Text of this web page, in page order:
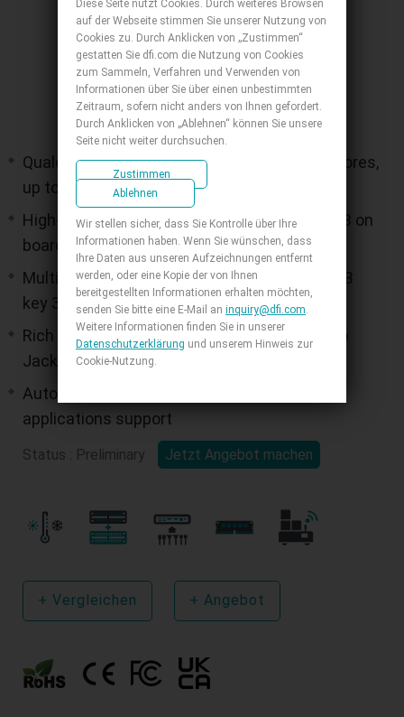
Qualcomm QCS6490 high-level platform- 8 cores,
up to 2.7 GHz, 12 TOPS
High-speed LPDDR5x memory with up to 8 GB on
board
Multiple Expansions: 1 M.2 E key 2230, 1 M.2 B
key 3052 for Wi-Fi/BT, LTE application
Rich I/O: 2 USB 3.1,1 GbE LAN, 1 HDMI,1 Audio
Jack, 1 COM, 8 bit DIO
Autonomous Mobile Robot and box PC
applications support
Status : Preliminary Jetzt Angebot machen
+ Vergleichen + Angebot
Diese Seite nutzt Cookies. Durch weiteres Browsen
auf der Webseite stimmen Sie unserer Nutzung von
Cookies zu. Durch Anklicken von „Zustimmen“
gestatten Sie dfi.com die Nutzung von Cookies
zum Sammeln, Verfahren und Verwenden von
Informationen über Sie über einen unbestimmten
Zeitraum, sofern nicht anders von Ihnen gefordert.
Durch Anklicken von „Ablehnen“ können Sie unsere
Seite nicht weiter durchsuchen.
Zustimmen
Ablehnen
Wir stellen sicher, dass Sie Kontrolle über Ihre
Informationen haben. Wenn Sie wünschen, dass
Ihre Daten aus unseren Aufzeichnungen entfernt
werden, oder eine Kopie der von Ihnen
bereitgestellten Informationen erhalten möchten,
senden Sie bitte eine E-Mail an inquiry@dfi.com.
Weitere Informationen finden Sie in unserer
Datenschutzerklärung und unserem Hinweis zur
Cookie-Nutzung.